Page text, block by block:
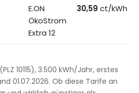
E.ON
ÖkoStrom
Extra 12
30,59 ct/kWh
10115), 3.500 kWh/Jahr, erstes
01.07.2026. Ob diese Tarife an